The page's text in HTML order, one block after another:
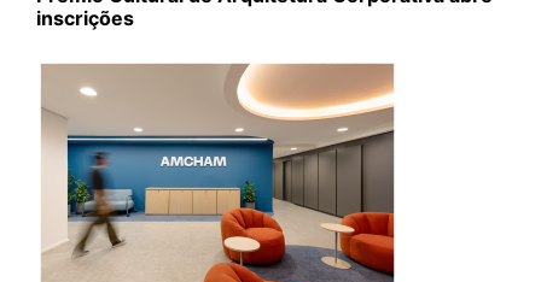
inscrições